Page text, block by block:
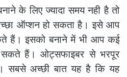
के लिए ज्यादा समय नही है तो
ऑप्शन हो सकता है। इसे आप
हैं। इसको बनाने में भी आप कई
सकते हैं। ओट्सफाइबर से भरपूर
सबसे अच्छी बात यह है कि यह